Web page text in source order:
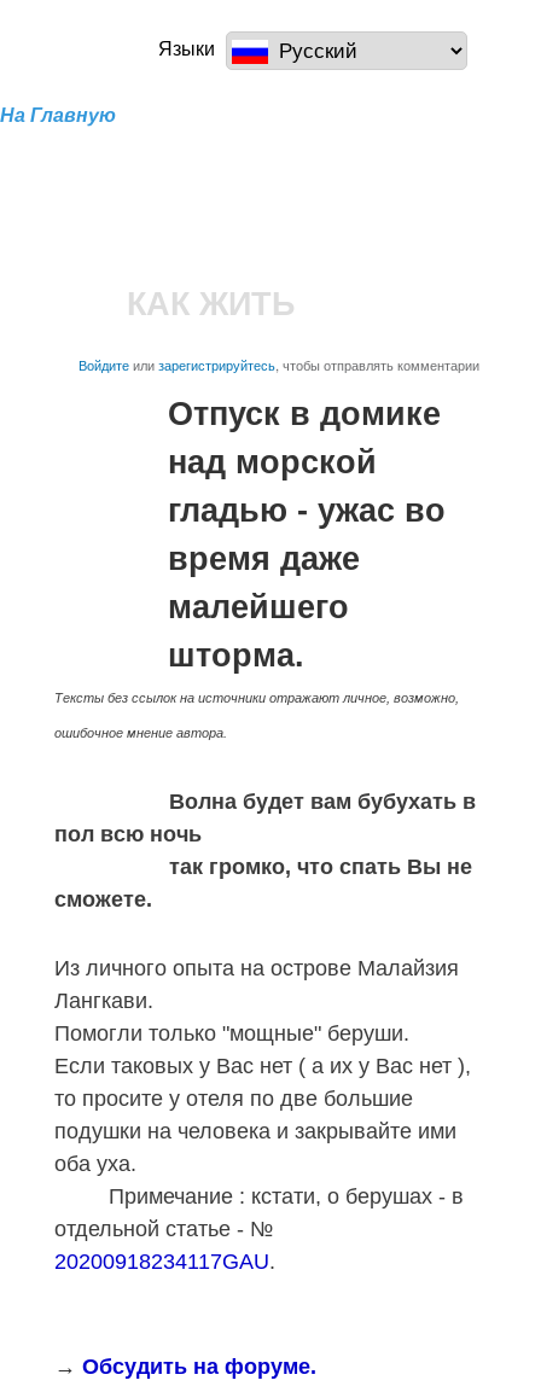
основному
содержанию
a100z.comЯзыки
На Главную
КАК ЖИТЬ
Войдитеилизарегистрируйтесь, чтобы отправлять комментарии
Отпуск в домике
над морской
гладью - ужас во
время даже
малейшего
шторма.
Тексты без ссылок на источники отражают личное, возможно,
ошибочное мнение автора.
Волна будет вам бубухать в
пол всю ночь
так громко, что спать Вы не
сможете.
Из личного опыта на острове Малайзия
Лангкави.
Помогли только "мощные" беруши.
Если таковых у Вас нет ( а их у Вас нет ),
то просите у отеля по две большие
подушки на человека и закрывайте ими
оба уха.
Примечание : кстати, о берушах - в
отдельной статье - №
20200918234117GAU.
→ Обсудить на форуме.